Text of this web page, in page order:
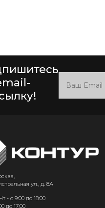
ул., д. 8А
- с 9:00 до 18:00
до 17:00